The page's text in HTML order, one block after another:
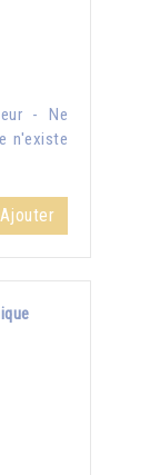
- Ne
n'existe
Ajouter